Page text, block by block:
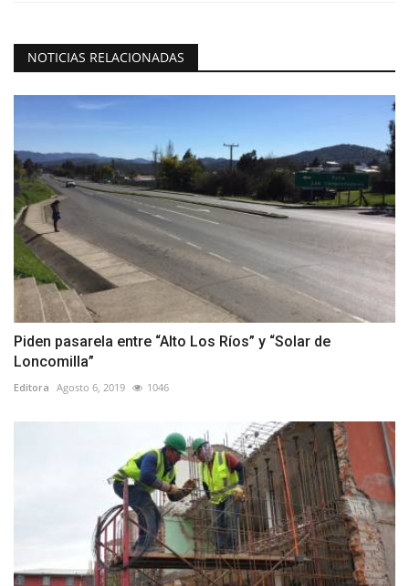
NOTICIAS RELACIONADAS
Piden pasarela entre “Alto Los Ríos” y “Solar de
Loncomilla”
Editora Agosto 6, 2019 1046